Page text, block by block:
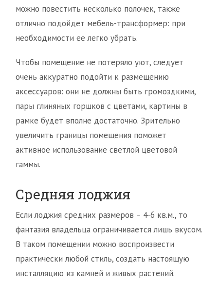
можно повестить несколько полочек, также
отлично подойдет мебель-трансформер: при
необходимости ее легко убрать.
Чтобы помещение не потеряло уют, следует
очень аккуратно подойти к размещению
аксессуаров: они не должны быть громоздкими,
пары глиняных горшков с цветами, картины в
рамке будет вполне достаточно. Зрительно
увеличить границы помещения поможет
активное использование светлой цветовой
гаммы.
Средняя лоджия
Если лоджия средних размеров – 4-6 кв.м., то
фантазия владельца ограничивается лишь вкусом.
В таком помещении можно воспроизвести
практически любой стиль, создать настоящую
инсталляцию из камней и живых растений.